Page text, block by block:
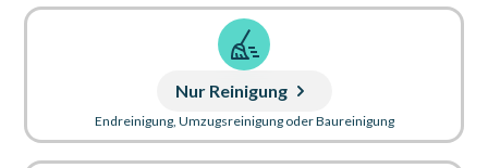
Nur Reinigung
Endreinigung, Umzugsreinigung oder Baureinigung